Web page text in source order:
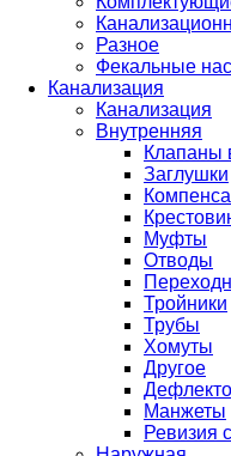
Разное
Фекальные
Канализация
Канализация
Внутренняя
Клапаны
Заглушки
Муфты
Отводы
Тройники
Трубы
Хомуты
Другое
Манжеты
Ревизия